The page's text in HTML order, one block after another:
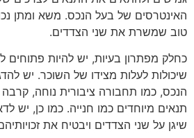
האינטרסים של בעל הנכס. משא ומתן
טוב שמשרת את שני הצדדים.
כחלק מפתרון בעיות, יש להיות פתוחים
שיכולות לעלות מצידו של השוכר. יש
הנכס, כמו תחבורה ציבורית נוחה, קרבה
תנאים מיוחדים כמו חנייה. כמו כן, יש
שיגן על שני הצדדים ויבטיח את